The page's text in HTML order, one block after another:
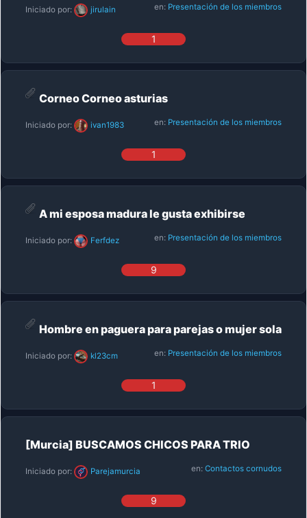
Iniciado por: jirulain en: Presentación de los miembros
1
Corneo Corneo asturias
Iniciado por: ivan1983 en: Presentación de los miembros
1
A mi esposa madura le gusta exhibirse
Iniciado por: Ferfdez en: Presentación de los miembros
9
Hombre en paguera para parejas o mujer sola
Iniciado por: kl23cm en: Presentación de los miembros
1
[Murcia] BUSCAMOS CHICOS PARA TRIO
Iniciado por: Parejamurcia en: Contactos cornudos
9